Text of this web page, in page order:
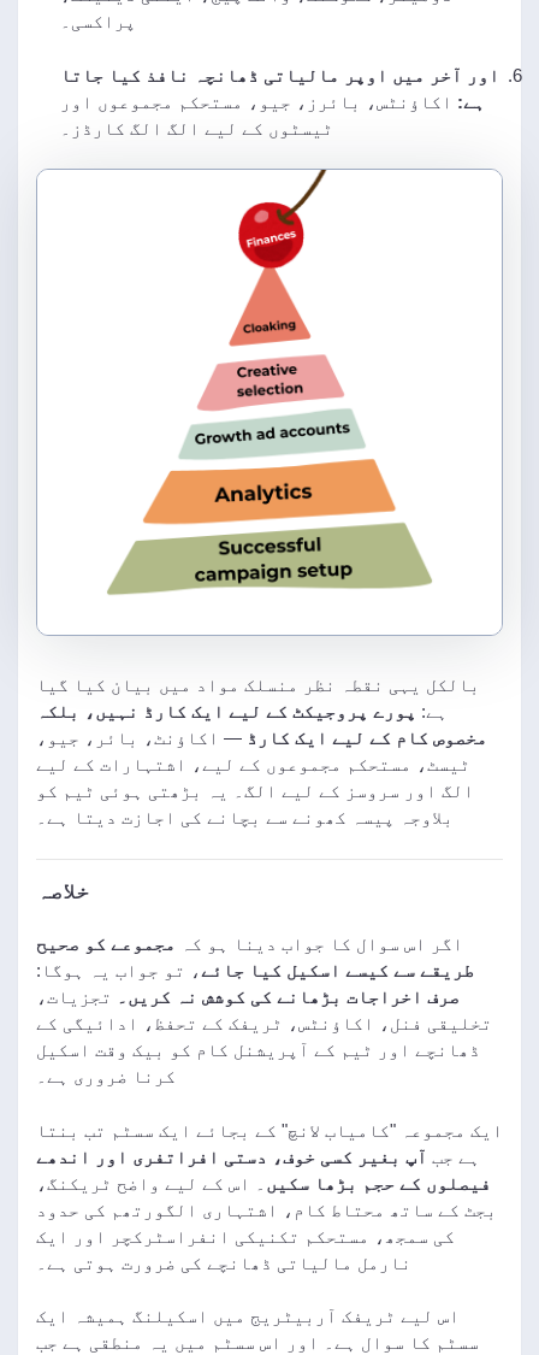
پراکسی۔
اور آخر میں اوپر مالیاتی ڈھانچہ نافذ کیا جاتا
ہے: اکاؤنٹس، بائرز، جیو، مستحکم مجموعوں اور
ٹیسٹوں کے لیے الگ الگ کارڈز۔
بالکل یہی نقطہ نظر منسلک مواد میں بیان کیا گیا
ہے: پورے پروجیکٹ کے لیے ایک کارڈ نہیں، بلکہ
مخصوص کام کے لیے ایک کارڈ — اکاؤنٹ، بائر، جیو،
ٹیسٹ، مستحکم مجموعوں کے لیے، اشتہارات کے لیے
الگ اور سروسز کے لیے الگ۔ یہ بڑھتی ہوئی ٹیم کو
بلاوجہ پیسہ کھونے سے بچانے کی اجازت دیتا ہے۔
خلاصہ
اگر اس سوال کا جواب دینا ہو کہ مجموعے کو صحیح
طریقے سے کیسے اسکیل کیا جائے، تو جواب یہ ہوگا:
صرف اخراجات بڑھانے کی کوشش نہ کریں۔ تجزیات،
تخلیقی فنل، اکاؤنٹس، ٹریفک کے تحفظ، ادائیگی کے
ڈھانچے اور ٹیم کے آپریشنل کام کو بیک وقت اسکیل
کرنا ضروری ہے۔
ایک مجموعہ "کامیاب لانچ" کے بجائے ایک سسٹم تب بنتا
ہے جب آپ بغیر کسی خوف، دستی افراتفری اور اندھے
فیصلوں کے حجم بڑھا سکیں ۔ اس کے لیے واضح ٹریکنگ،
بجٹ کے ساتھ محتاط کام، اشتہاری الگورتھم کی حدود
کی سمجھ، مستحکم تکنیکی انفراسٹرکچر اور ایک
نارمل مالیاتی ڈھانچے کی ضرورت ہوتی ہے۔
اس لیے ٹریفک آربیٹریج میں اسکیلنگ ہمیشہ ایک
سسٹم کا سوال ہے۔ اور اس سسٹم میں یہ منطقی ہے جب